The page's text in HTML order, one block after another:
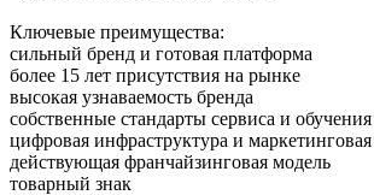
Ключевые преимущества:
сильный бренд и готовая платформа
более 15 лет присутствия на рынке
высокая узнаваемость бренда
собственные стандарты сервиса и обучения
цифровая инфраструктура и маркетинговая
действующая франчайзинговая модель
товарный знак